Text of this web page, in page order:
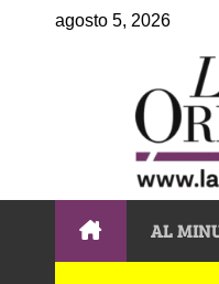
agosto 5, 2026
AL